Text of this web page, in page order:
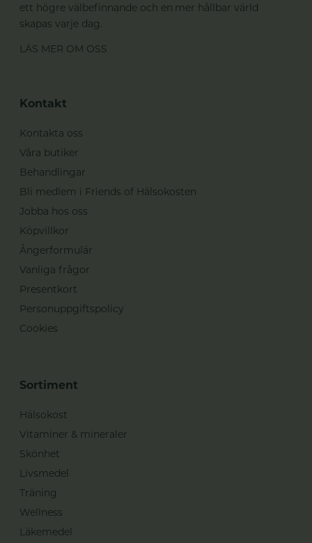
ett högre välbefinnande och en mer hållbar värld
skapas varje dag.
LÄS MER OM OSS
Kontakt
Kontakta oss
Våra butiker
Behandlingar
Bli medlem i Friends of Hälsokosten
Jobba hos oss
Köpvillkor
Ångerformulär
Vanliga frågor
Presentkort
Personuppgiftspolicy
Cookies
Sortiment
Hälsokost
Vitaminer & mineraler
Skönhet
Livsmedel
Träning
Wellness
Läkemedel